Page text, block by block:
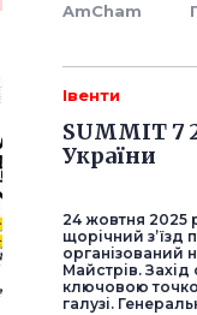
AmCham
Івенти
SUMMIT 7
України
24 жовтня 2025
щорічний з’їзд
організований
Майстрів. Захід
ключовою
галузі.